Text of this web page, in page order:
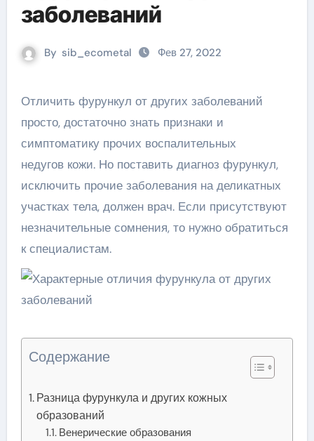
заболеваний
By sib_ecometal Фев 27, 2022
Отличить фурункул от других заболеваний
просто, достаточно знать признаки и
симптоматику прочих воспалительных
недугов кожи. Но поставить диагноз фурункул,
исключить прочие заболевания на деликатных
участках тела, должен врач. Если присутствуют
незначительные сомнения, то нужно обратиться
к специалистам.
Содержание
Разница фурункула и других кожных
образований
Венерические образования